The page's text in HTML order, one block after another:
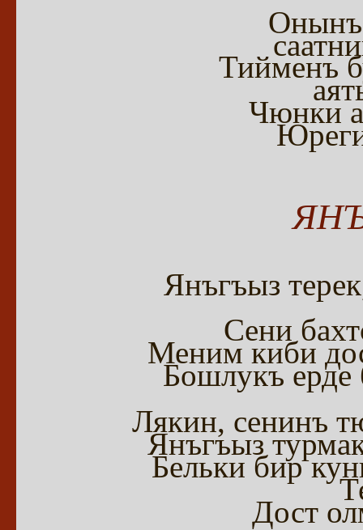
Онынъ
Тийменъ
Чюнки
Янъгъыз
Сени
Меним киби
Бошлукъ ерде
Лякин, сенинъ
Янъгъыз
Бельки бир
Дост